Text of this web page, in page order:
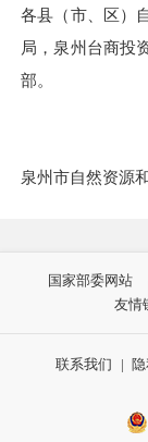
各县（市、区）
局，泉州台商投
部。
泉州市自然资
国家部委网站
友情
联系我们 |